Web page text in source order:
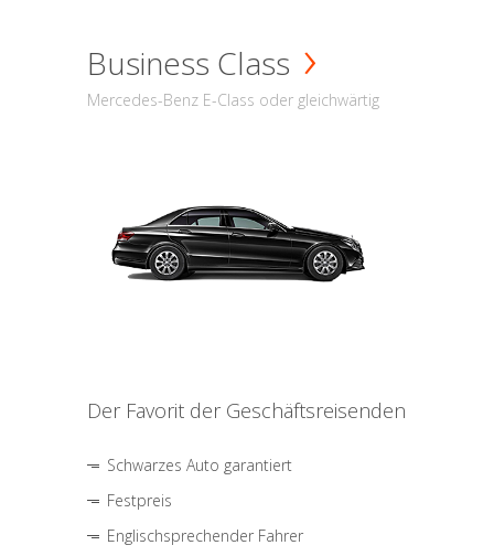
Business Class
Mercedes-Benz E-Class oder gleichwärtig
Der Favorit der Geschäftsreisenden
Schwarzes Auto garantiert
Festpreis
Englischsprechender Fahrer